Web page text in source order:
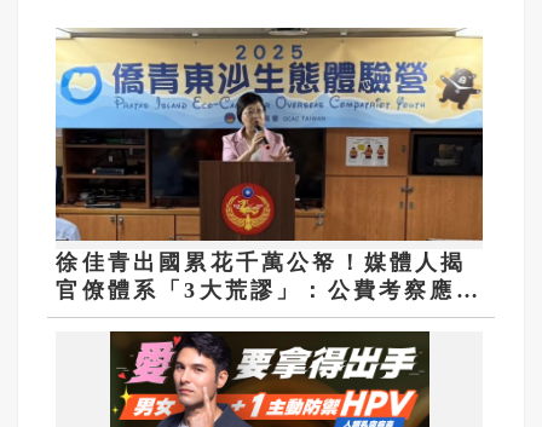
徐佳青出國累花千萬公帑！媒體人揭
官僚體系「3大荒謬」：公費考察應徹
底翻修